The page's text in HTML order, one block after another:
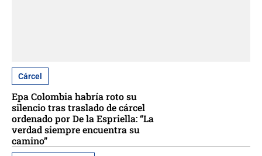
Cárcel
Epa Colombia habría roto su
silencio tras traslado de cárcel
ordenado por De la Espriella: “La
verdad siempre encuentra su
camino”